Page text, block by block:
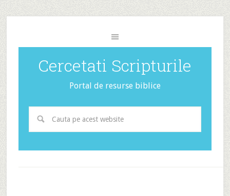
Cercetati Scripturile
Portal de resurse biblice